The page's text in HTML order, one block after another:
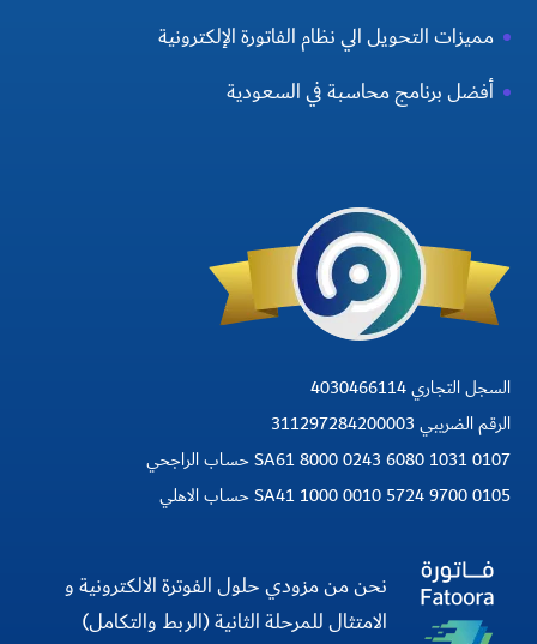
مميزات التحويل الي نظام الفاتورة الإلكترونية
أفضل برنامج محاسبة في السعودية
السجل التجاري 4030466114
الرقم الضريبي 311297284200003
SA61 8000 0243 6080 1031 0107 حساب الراجحي
SA41 1000 0010 5724 9700 0105 حساب الاهلي
نحن من مزودي حلول الفوترة الالكترونية و
الامتثال للمرحلة الثانية (الربط والتكامل)